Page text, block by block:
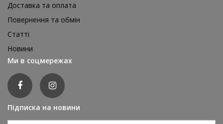
Реквізит для аніматора Мішки для стрибків, 4 шт
Доставка та оплата
Повернення та обмін
Статті
Новини
Ми в соцмережах
Підписка на новини